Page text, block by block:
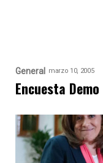
General marzo 10, 2005
Encuesta Demo